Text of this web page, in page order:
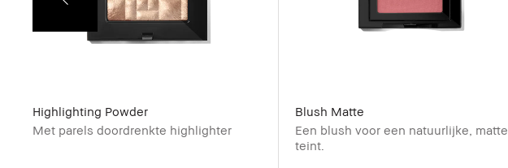
Highlighting Powder
Met parels doordrenkte highlighter
Blush Matte
Een blush voor een natuurlijke, matte
teint.